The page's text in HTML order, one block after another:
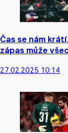
Čas se nám
zápas může
27.02.2025 10:14